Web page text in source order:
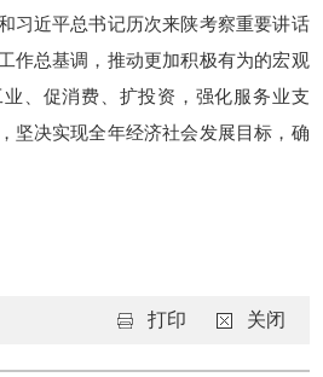
习近平总书记历次来陕考察重要讲话
作总基调，推动更加积极有为的宏观
、促消费、扩投资，强化服务业支
坚决实现全年经济社会发展目标，确
打印 关闭